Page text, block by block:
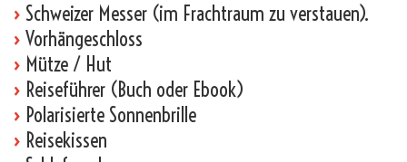
› Schweizer Messer (im Frachtraum zu verstauen).
› Vorhängeschloss
› Mütze / Hut
› Reiseführer (Buch oder Ebook)
› Polarisierte Sonnenbrille
› Reisekissen